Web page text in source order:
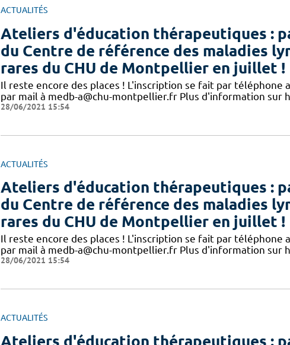
ACTUALITÉS
Ateliers d'éducation thérapeutiques :
du Centre de référence des maladies
rares du CHU de Montpellier en juillet !
Il reste encore des places ! L'inscription se fait par téléphone
par mail à medb-a@chu-montpellier.fr Plus d'information
28/06/2021 15:54
ACTUALITÉS
Ateliers d'éducation thérapeutiques :
du Centre de référence des maladies
rares du CHU de Montpellier en juillet !
Il reste encore des places ! L'inscription se fait par téléphone
par mail à medb-a@chu-montpellier.fr Plus d'information
28/06/2021 15:54
ACTUALITÉS
Ateliers d'éducation thérapeutiques :